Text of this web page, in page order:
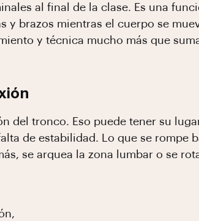
al final de la clase. Es una
y brazos mientras el cuerpo se
y técnica mucho más que
del tronco. Eso puede tener su
de estabilidad. Lo que se rompe
se arquea la zona lumbar o se